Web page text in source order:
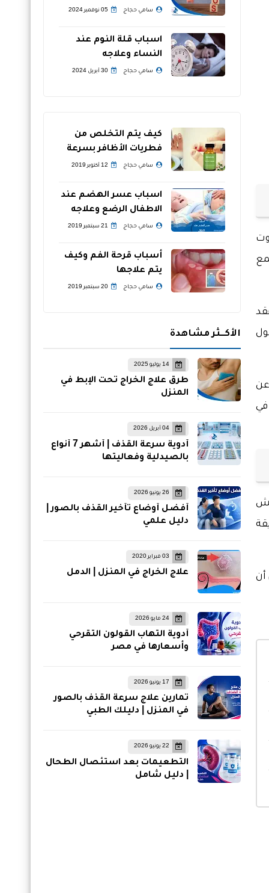
عن
في
أن
سامي حجاج 05 نوفمبر 2024
اسباب قلة النوم عند
النساء وعلاجه
سامي حجاج 30 أبريل 2024
كيف يتم التخلص من
فطريات الأظافر بسرعة
سامي حجاج 12 أكتوبر 2019
اسباب عسر الهضم عند
الاطفال الرضع وعلاجه
سامي حجاج 21 سبتمبر 2019
أسباب قرحة الفم وكيف
يتم علاجها
سامي حجاج 20 سبتمبر 2019
الأكــثر مشاهدة
14 يوليو 2025
طرق علاج الخراج تحت الإبط في
المنزل
04 أبريل 2026
أدوية سرعة القذف | أشهر 7 أنواع
بالصيدلية وفعاليتها
26 يونيو 2026
أفضل أوضاع تأخير القذف بالصور |
دليل علمي
03 فبراير 2020
علاج الخراج في المنزل | الدمل
24 مايو 2026
أدوية التهاب القولون التقرحي
وأسعارها في مصر
17 يونيو 2026
تمارين علاج سرعة القذف بالصور
في المنزل | دليلك الطبي
22 يونيو 2026
التطعيمات بعد استئصال الطحال
| دليل شامل